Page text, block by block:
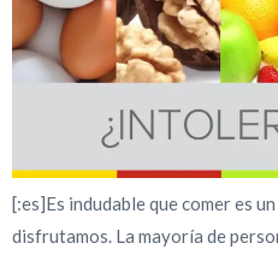
[:es]Es indudable que comer es
disfrutamos. La mayoría de